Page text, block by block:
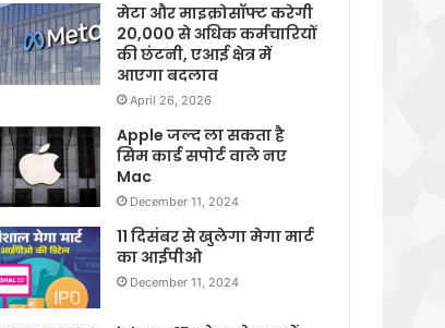
मेटा और माइक्रोसॉफ्ट करेगी
20,000 से अधिक कर्मचारियों
की छंटनी, एआई क्षेत्र में
आएगा बदलाव
April 26, 2026
Apple जल्द ला सकता है
सिम कार्ड सपोर्ट वाले नए
Mac
December 11, 2024
11 दिसंबर से खुलेगा मेगा मार्ट
का आईपीओ
December 11, 2024